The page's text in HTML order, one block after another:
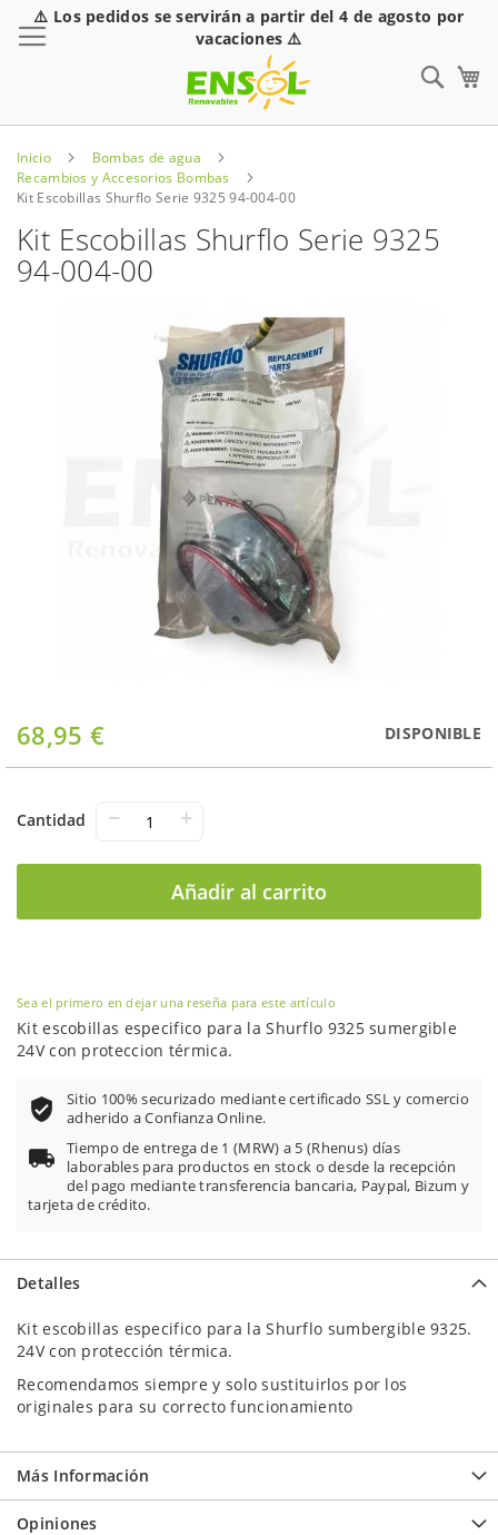
⚠️ Los pedidos se servirán a partir del 4 de agosto por
vacaciones ⚠️
Inicio
Bombas de agua
Recambios y Accesorios Bombas
Kit Escobillas Shurflo Serie 9325 94-004-00
Kit Escobillas Shurflo Serie 9325
94-004-00
68,95 € DISPONIBLE
Cantidad − +
Añadir al carrito
Saltar
al
comienzo
la
Sea el primero en dejar una reseña para este artículo
Kit escobillas especifico para la Shurflo 9325 sumergible
24V con proteccion térmica.
Sitio 100% securizado mediante certificado SSL y comercio
adherido a Confianza Online.
Tiempo de entrega de 1 (MRW) a 5 (Rhenus) días
laborables para productos en stock o desde la recepción
del pago mediante transferencia bancaria, Paypal, Bizum y
tarjeta de crédito.
Detalles
Kit escobillas especifico para la Shurflo sumbergible 9325.
24V con protección térmica.
Recomendamos siempre y solo sustituirlos por los
originales para su correcto funcionamiento
Más Información
Opiniones